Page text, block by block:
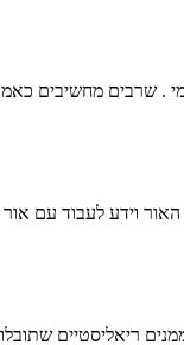
. שרבים מחשיבים
ריאליסטיים